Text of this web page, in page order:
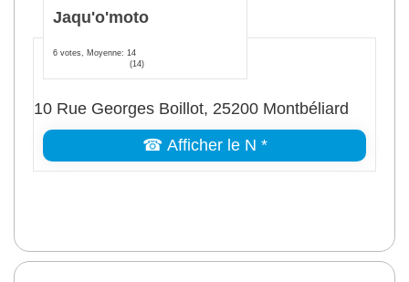
Jaqu'o'moto
6 votes, Moyenne: 14
(14)
10 Rue Georges Boillot, 25200 Montbéliard
☎ Afficher le N *